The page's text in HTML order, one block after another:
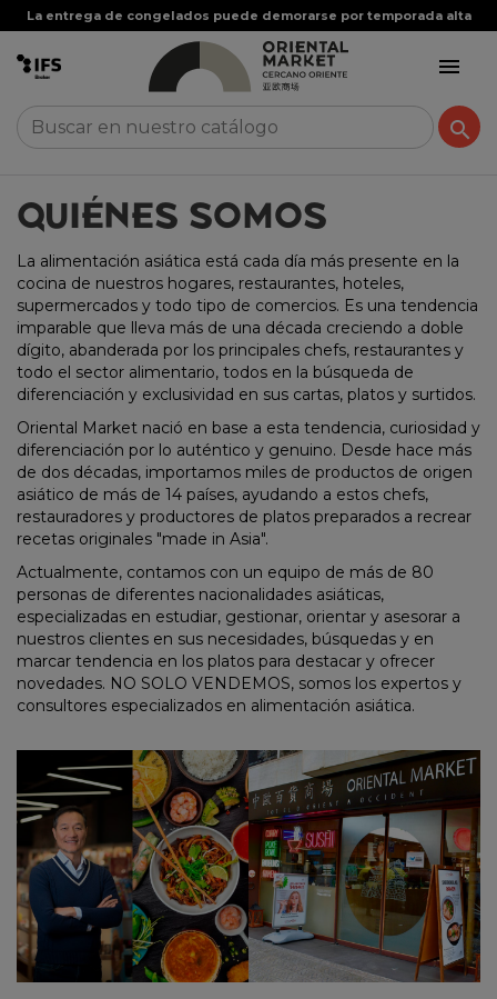
La entrega de congelados puede demorarse por temporada alta


QUIÉNES SOMOS
La alimentación asiática está cada día más presente en la
cocina de nuestros hogares, restaurantes, hoteles,
supermercados y todo tipo de comercios. Es una tendencia
imparable que lleva más de una década creciendo a doble
dígito, abanderada por los principales chefs, restaurantes y
todo el sector alimentario, todos en la búsqueda de
diferenciación y exclusividad en sus cartas, platos y surtidos.
Oriental Market nació en base a esta tendencia, curiosidad y
diferenciación por lo auténtico y genuino. Desde hace más
de dos décadas, importamos miles de productos de origen
asiático de más de 14 países, ayudando a estos chefs,
restauradores y productores de platos preparados a recrear
recetas originales "made in Asia".
Actualmente, contamos con un equipo de más de 80
personas de diferentes nacionalidades asiáticas,
especializadas en estudiar, gestionar, orientar y asesorar a
nuestros clientes en sus necesidades, búsquedas y en
marcar tendencia en los platos para destacar y ofrecer
novedades. NO SOLO VENDEMOS, somos los expertos y
consultores especializados en alimentación asiática.